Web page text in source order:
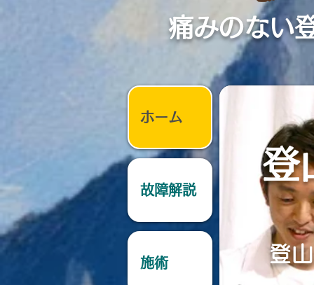
痛みのない
登
登
ホーム
故障解説
施術